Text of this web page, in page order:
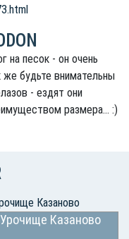
на песок - он очень
же будьте внимательны
- ездят они
размера... :)
Урочище Казаново